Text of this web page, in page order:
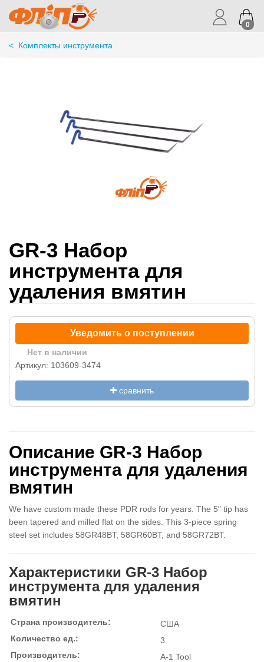
0
< Комплекты инструмента
GR-3 Набор
инструмента для
удаления вмятин
Уведомить о поступлении
Нет в наличии
Артикул: 103609-3474
сравнить
Описание GR-3 Набор
инструмента для удаления
вмятин
We have custom made these PDR rods for years. The 5" tip has
been tapered and milled flat on the sides. This 3-piece spring
steel set includes 58GR48BT, 58GR60BT, and 58GR72BT.
Характеристики GR-3 Набор
инструмента для удаления
вмятин
Страна производитель:
США
Количество ед.:
3
Производитель:
A-1 Tool